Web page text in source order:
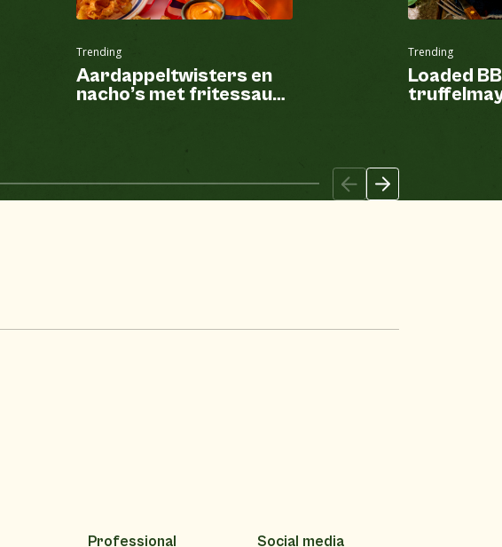
Trending
Aardappeltwisters en
nacho’s met fritessaus
Trending
Loaded
Professional Social media